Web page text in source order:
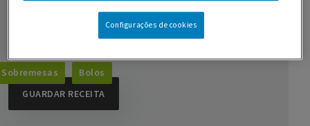
1 c. de sopa de manteiga
GUARDAR RECEITA
Sobremesas Bolos
Configurações de cookies